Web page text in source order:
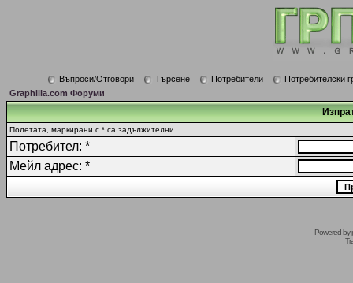
Въпроси/Отговори Търсене Потребители
Потребителски
Graphilla.com Форуми
Полетата, маркирани с * са задължителни
Потребител: *
Мейл адрес: *
Powered by